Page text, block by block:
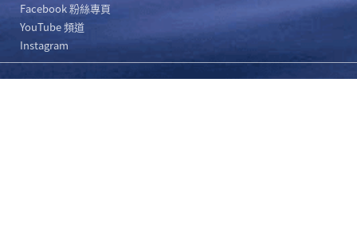
Facebook 粉絲專頁
YouTube 頻道
Instagram